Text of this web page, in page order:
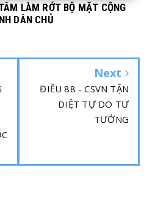
LÀM RỚT BỘ MẶT CỘNG
DÂN CHỦ
Next
ĐIỀU 88 - CSVN TẬN
DIỆT TỰ DO TƯ
TƯỞNG